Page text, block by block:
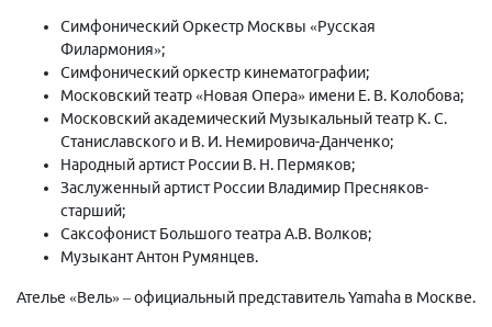
Симфонический Оркестр Москвы «Русская
Филармония»;
Симфонический оркестр кинематографии;
Московский театр «Новая Опера» имени Е. В. Колобова;
Московский академический Музыкальный театр К. С.
Станиславского и В. И. Немировича-Данченко;
Народный артист России В. Н. Пермяков;
Заслуженный артист России Владимир Пресняков-
старший;
Саксофонист Большого театра А.В. Волков;
Музыкант Антон Румянцев.
Ателье «Вель» – официальный представитель Yamaha в Москве.